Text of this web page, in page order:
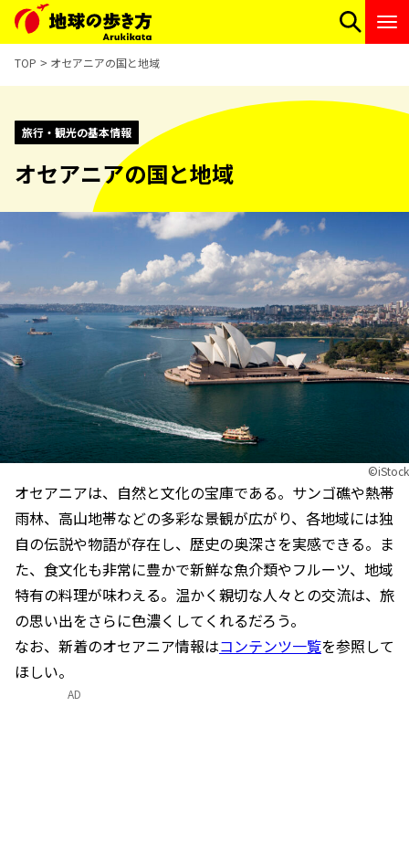
TOP オセアニアの国と地域
旅行・観光の基本情報
オセアニアの国と地域
©iStock
オセアニアは、自然と文化の宝庫である。サンゴ礁や熱帯
雨林、高山地帯などの多彩な景観が広がり、各地域には独
自の伝説や物語が存在し、歴史の奥深さを実感できる。ま
た、食文化も非常に豊かで新鮮な魚介類やフルーツ、地域
特有の料理が味わえる。温かく親切な人々との交流は、旅
の思い出をさらに色濃くしてくれるだろう。
なお、新着のオセアニア情報はコンテンツ一覧を参照して
ほしい。
AD